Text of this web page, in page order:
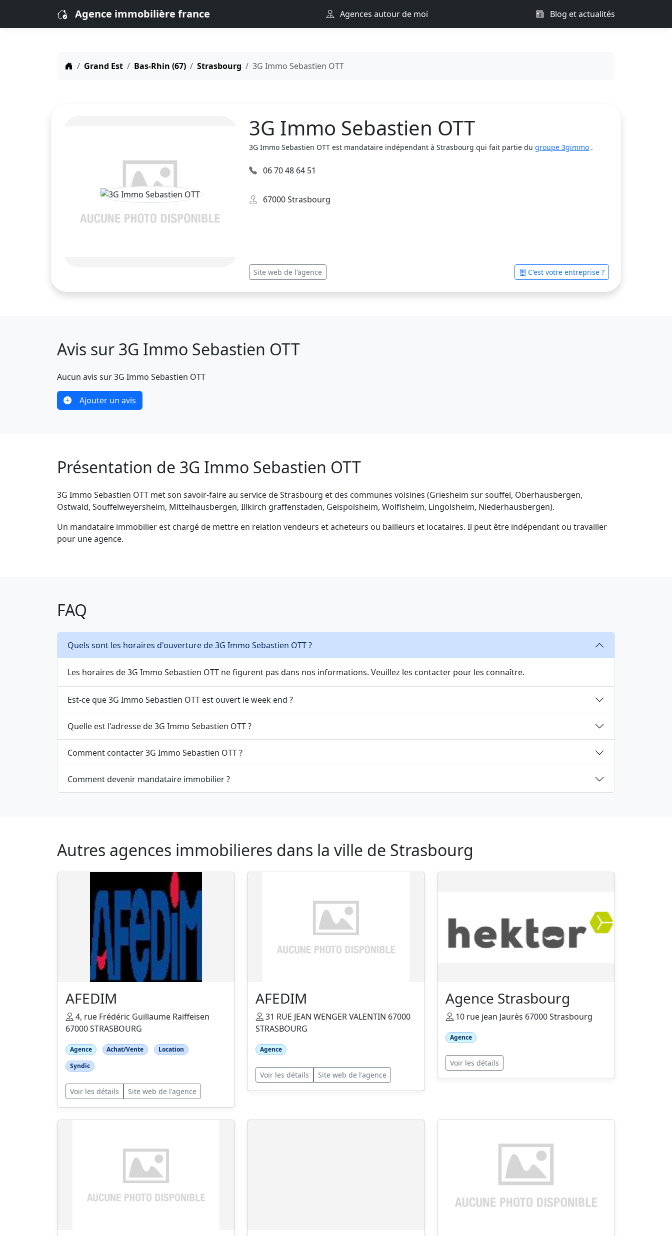
Agence immobilière france Agences autour de moi Blog et actualités
Grand Est Bas-Rhin (67) Strasbourg 3G Immo Sebastien OTT
3G Immo Sebastien OTT
3G Immo Sebastien OTT est mandataire indépendant à Strasbourg qui fait partie du groupe 3gimmo .
06 70 48 64 51
67000 Strasbourg
Site web de l'agence C'est votre entreprise ?
Avis sur 3G Immo Sebastien OTT
Aucun avis sur 3G Immo Sebastien OTT
Ajouter un avis
Présentation de 3G Immo Sebastien OTT
3G Immo Sebastien OTT met son savoir-faire au service de Strasbourg et des communes voisines (Griesheim sur souffel, Oberhausbergen,
Ostwald, Souffelweyersheim, Mittelhausbergen, Illkirch graffenstaden, Geispolsheim, Wolfisheim, Lingolsheim, Niederhausbergen).
Un mandataire immobilier est chargé de mettre en relation vendeurs et acheteurs ou bailleurs et locataires. Il peut être indépendant ou travailler
pour une agence.
FAQ
Quels sont les horaires d'ouverture de 3G Immo Sebastien OTT ?
Les horaires de 3G Immo Sebastien OTT ne figurent pas dans nos informations. Veuillez les contacter pour les connaître.
Est-ce que 3G Immo Sebastien OTT est ouvert le week end ?
Quelle est l'adresse de 3G Immo Sebastien OTT ?
Comment contacter 3G Immo Sebastien OTT ?
Comment devenir mandataire immobilier ?
Autres agences immobilieres dans la ville de Strasbourg
AFEDIM
4, rue Frédéric Guillaume Raiffeisen
67000 STRASBOURG
Agence Achat/Vente
Location
Syndic
Voir les détails Site web de l'agence
AFEDIM
31 RUE JEAN WENGER VALENTIN 67000
STRASBOURG
Agence
Voir les détails Site web de l'agence
Agence Strasbourg
10 rue jean Jaurès 67000 Strasbourg
Agence
Voir les détails